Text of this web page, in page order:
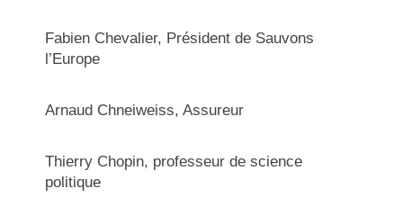
Fabien Chevalier, Président de Sauvons
l’Europe
Arnaud Chneiweiss, Assureur
Thierry Chopin, professeur de science
politique